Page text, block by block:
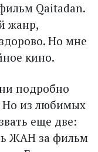
Qaitadan.
жанр,
Но мне
кино.
подробно
Но из любимых
еще две:
ЖАН за фильм